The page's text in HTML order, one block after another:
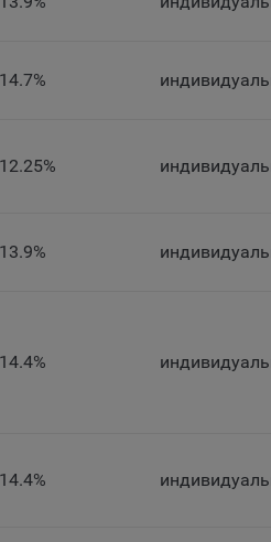
обрабатывает обезличенные
и использование технологии
сайта «bankibel.by» на
посетит указанный сайт, то
использует сторонние
своих рекламных
обрабатываемых на
совершать повторный выбор
а также могут некорректно
14.7%
12.25%
13.9%
14.4%
14.4%